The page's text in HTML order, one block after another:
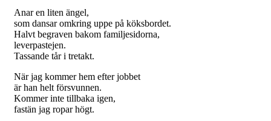
Anar en liten ängel,
som dansar omkring uppe på köksbordet.
Halvt begraven bakom familjesidorna,
leverpastejen.
Tassande tår i tretakt.
När jag kommer hem efter jobbet
är han helt försvunnen.
Kommer inte tillbaka igen,
fastän jag ropar högt.